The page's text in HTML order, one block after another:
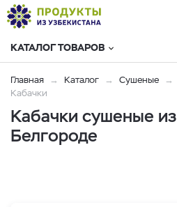
КАТАЛОГ ТОВАРОВ
Главная Каталог Сушеные
Кабачки
Кабачки сушеные
Белгороде